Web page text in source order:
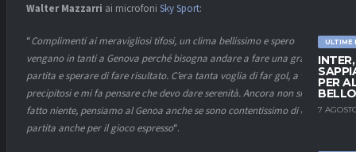
ULTIME
PER
7
Walter Mazzarri ai microfoni Sky Sport:
“Complimenti ai meravigliosi tifosi, un clima bellissimo e spero
vengano in tanti a Genova perché bisogna andare a fare una grande
partita e sperare di fare risultato. C’era tanta voglia di far gol, a volte
precipitosi e mi fa pensare che devo dare serenità. Ancora non si è
fatto niente, pensiamo al Genoa anche se sono contentissimo di questa
partita anche per il gioco espresso“.